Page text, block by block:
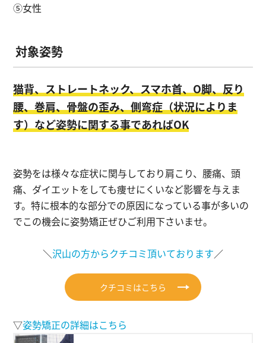
⑤女性
対象姿勢
猫背、ストレートネック、スマホ首、O脚、反り
腰、巻肩、骨盤の歪み、側弯症（状況によりま
す）など姿勢に関する事であればOK
姿勢をは様々な症状に関与しており肩こり、腰痛、頭
痛、ダイエットをしても痩せにくいなど影響を与えま
す。特に根本的な部分での原因になっている事が多いの
でこの機会に姿勢矯正ぜひご利用下さいませ。
＼沢山の方からクチコミ頂いております／
クチコミはこちら
▽姿勢矯正の詳細はこちら